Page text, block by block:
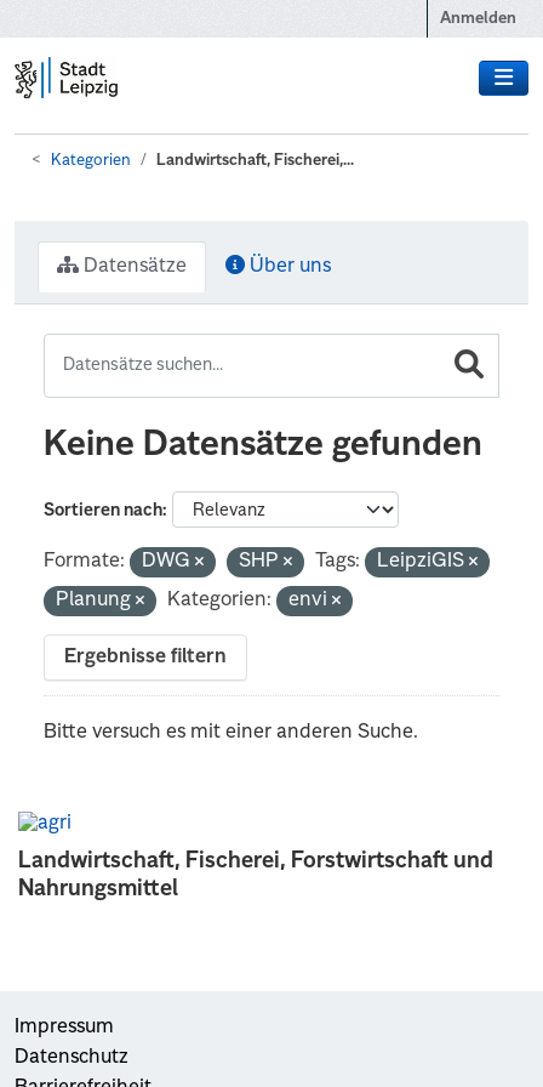
Anmelden
Kategorien Landwirtschaft, Fischerei,...
Landwirtschaft, Fischerei, Forstwirtschaft und
Nahrungsmittel
Datensätze Über uns
Keine Datensätze gefunden
Sortieren nach
Formate: DWG SHP Tags:
LeipziGIS
Planung
Kategorien: envi
Ergebnisse filtern
Bitte versuch es mit einer anderen Suche.
Impressum
Datenschutz